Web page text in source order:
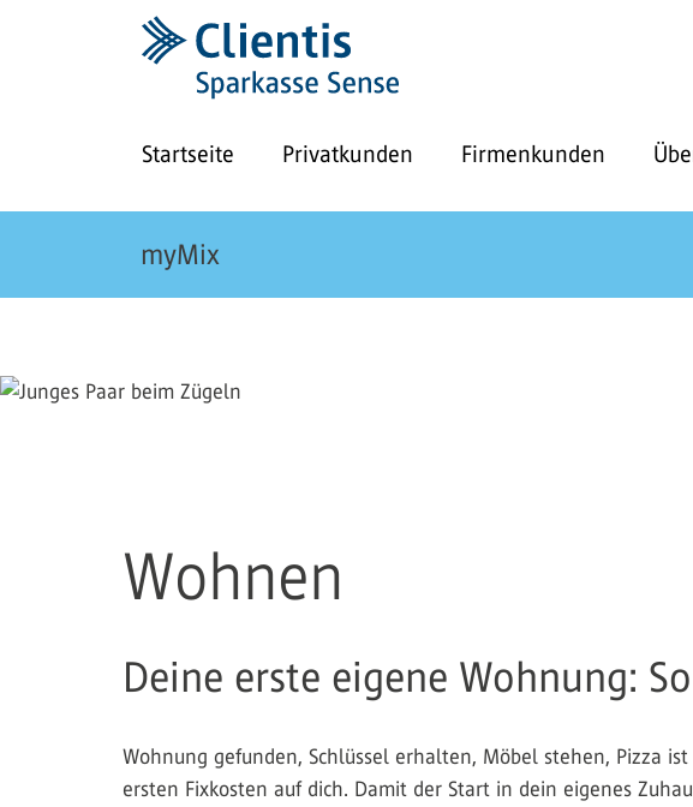
Startseite Privatkunden Firmenkunden
myMix
Wohnen
Deine erste eigene Wohnung:
Wohnung gefunden, Schlüssel erhalten, Möbel stehen, Pizza
ersten Fixkosten auf dich. Damit der Start in dein eigenes